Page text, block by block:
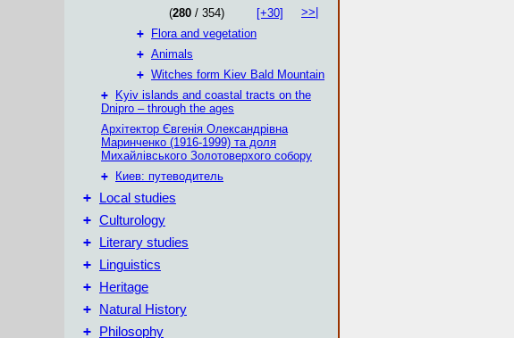
(280 / 354) [+30]
>>|
+
Flora and vegetation
+ Animals
+ Witches form Kiev Bald Mountain
+
Kyiv islands and coastal tracts on the
Dnipro – through the ages
Архітектор Євгенія Олександрівна
Маринченко (1916-1999) та доля
Михайлівського Золотоверхого собору
+
Киев: путеводитель
+ Local studies
+ Culturology
+ Literary studies
+ Linguistics
+ Heritage
+ Natural History
+ Philosophy